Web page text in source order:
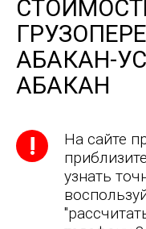
АБАКАН-
АБАКАН
На сайте
узнать